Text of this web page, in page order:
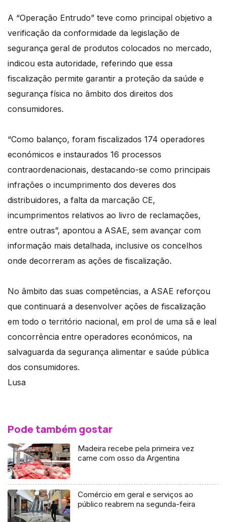
A “Operação Entrudo” teve como principal objetivo a
verificação da conformidade da legislação de
segurança geral de produtos colocados no mercado,
indicou esta autoridade, referindo que essa
fiscalização permite garantir a proteção da saúde e
segurança física no âmbito dos direitos dos
consumidores.
“Como balanço, foram fiscalizados 174 operadores
económicos e instaurados 16 processos
contraordenacionais, destacando-se como principais
infrações o incumprimento dos deveres dos
distribuidores, a falta da marcação CE,
incumprimentos relativos ao livro de reclamações,
entre outras”, apontou a ASAE, sem avançar com
informação mais detalhada, inclusive os concelhos
onde decorreram as ações de fiscalização.
No âmbito das suas competências, a ASAE reforçou
que continuará a desenvolver ações de fiscalização
em todo o território nacional, em prol de uma sã e leal
concorrência entre operadores económicos, na
salvaguarda da segurança alimentar e saúde pública
dos consumidores.
Lusa
Pode também gostar
Madeira recebe pela primeira vez
carne com osso da Argentina
Comércio em geral e serviços ao
público reabrem na segunda-feira